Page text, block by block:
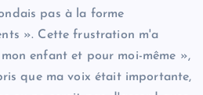
pas à la forme
». Cette frustration m'a
enfant et pour moi-même »,
que ma voix était importante,